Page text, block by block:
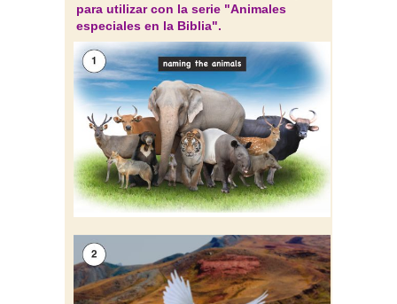
para utilizar con la serie "Animales
especiales en la Biblia".